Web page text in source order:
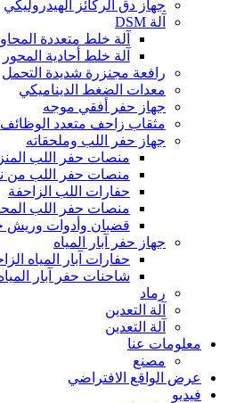
جهاز دق الركائز الهيدروليكي
آلة DSM
آلة خلط متعددة
آلة خلط أحادية المحور
رافعة مجنزرة شديدة التحمل
معدات الضغط الديناميكي
جهاز حفر أفقي موجه
مثقاب زاحف متعدد الوظائف
جهاز حفر اللب وملحقاته
منصات حفر اللب
منصات حفر اللب من
حفارات اللب الزاحفة
منصات حفر اللب
قضبان وأدوات وريش
جهاز حفر آبار المياه
حفارات آبار المياه
شاحنات حفر آبار
رماد
آلة التعدين
آلة التعدين
معلومات عنا
مصنع
عرض الواقع الافتراضي
فيديو